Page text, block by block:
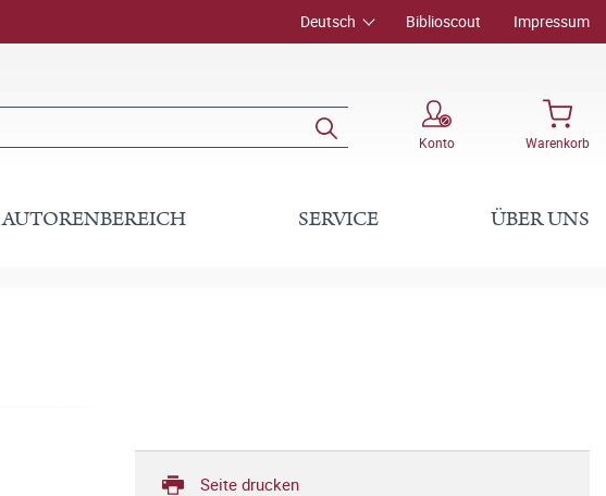
Deutsch Biblioscout Impressum
Konto Warenkorb
AUTORENBEREICH SERVICE ÜBER UNS
Seite drucken